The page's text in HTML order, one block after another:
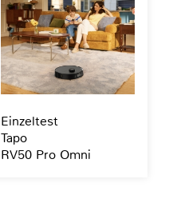
Einzeltest
Tapo
RV50 Pro Omni